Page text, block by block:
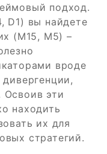
подход.
D1) вы найдете
(M15, M5) –
вроде
эти
находить
их для
стратегий.